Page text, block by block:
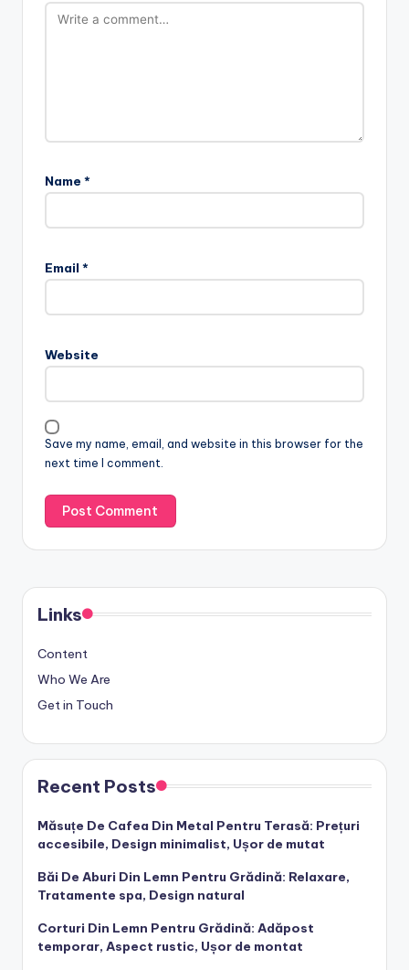
Name *
Email *
Website
Save my name, email, and website in this browser for the
next time I comment.
Links
Content
Who We Are
Get in Touch
Recent Posts
Măsuțe De Cafea Din Metal Pentru Terasă: Prețuri
accesibile, Design minimalist, Ușor de mutat
Băi De Aburi Din Lemn Pentru Grădină: Relaxare,
Tratamente spa, Design natural
Corturi Din Lemn Pentru Grădină: Adăpost
temporar, Aspect rustic, Ușor de montat